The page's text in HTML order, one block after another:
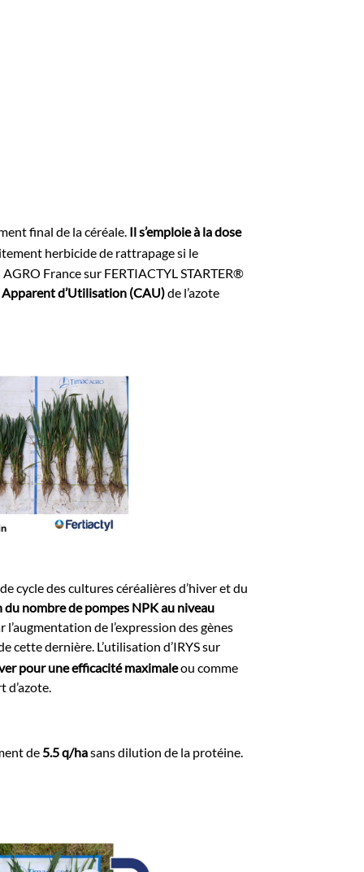
final de la céréale. Il s’emploie à la dose
herbicide de rattrapage si le
France sur FERTIACTYL STARTER®
d’Utilisation (CAU)de l’azote
des cultures céréalières d’hiver et du
nombre de pompes NPK au niveau
de l’expression des gènes
cette dernière. L’utilisation d’IRYS sur
pour une efficacité maximaleou comme
d’azote.
de 5.5 q/hasans dilution de la protéine.